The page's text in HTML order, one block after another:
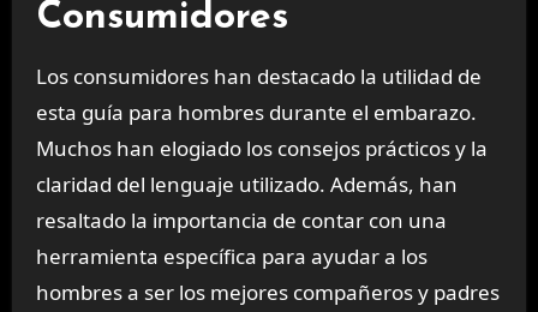
Consumidores
Los consumidores han destacado la utilidad de
esta guía para hombres durante el embarazo.
Muchos han elogiado los consejos prácticos y la
claridad del lenguaje utilizado. Además, han
resaltado la importancia de contar con una
herramienta específica para ayudar a los
hombres a ser los mejores compañeros y padres